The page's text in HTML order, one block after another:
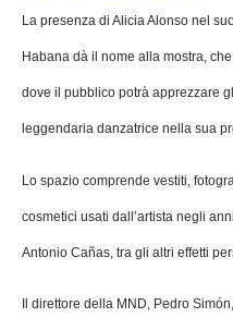
La presenza di Alicia Alonso nel
Habana dà il nome alla mostra,
dove il pubblico potrà apprezzare
leggendaria danzatrice nella sua
Lo spazio comprende vestiti,
cosmetici usati dall’artista negli
Antonio Cañas, tra gli altri effetti
Il direttore della MND, Pedro